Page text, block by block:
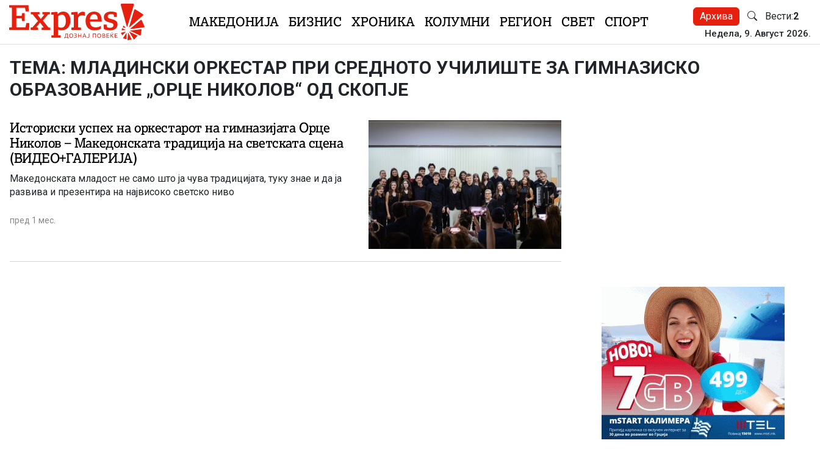
Skip to content
МАКЕДОНИЈА БИЗНИС ХРОНИКА КОЛУМНИ РЕГИОН СВЕТ СПОРТ Архива Вести:2
Недела, 9. Август 2026.
ТЕМА: МЛАДИНСКИ ОРКЕСТАР ПРИ СРЕДНОТО УЧИЛИШТЕ ЗА ГИМНАЗИСКО
ОБРАЗОВАНИЕ „ОРЦЕ НИКОЛОВ“ ОД СКОПЈЕ
Историски успех на оркестарот на гимназијата Орце
Николов – Македонската традиција на светската сцена
(ВИДЕО+ГАЛЕРИЈА)
Македонската младост не само што ја чува традицијата, туку знае и да ја
развива и презентира на највисоко светско ниво
пред 1 мес.